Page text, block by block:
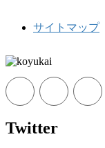
サイトマップ
Twitter